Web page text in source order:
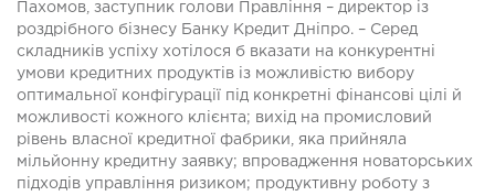
Пахомов, заступник голови Правління – директор із
роздрібного бізнесу Банку Кредит Дніпро. – Серед
складників успіху хотілося б вказати на конкурентні
умови кредитних продуктів із можливістю вибору
оптимальної конфігурації під конкретні фінансові цілі й
можливості кожного клієнта; вихід на промисловий
рівень власної кредитної фабрики, яка прийняла
мільйонну кредитну заявку; впровадження новаторських
підходів управління ризиком; продуктивну роботу з